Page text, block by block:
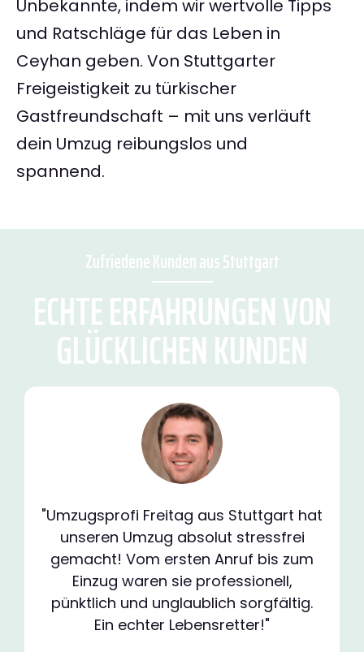
Unbekannte, indem wir wertvolle Tipps
und Ratschläge für das Leben in
Ceyhan geben. Von Stuttgarter
Freigeistigkeit zu türkischer
Gastfreundschaft – mit uns verläuft
dein Umzug reibungslos und
spannend.
Zufriedene Kunden aus Stuttgart
ECHTE ERFAHRUNGEN VON
GLÜCKLICHEN KUNDEN
"Umzugsprofi Freitag aus Stuttgart hat
unseren Umzug absolut stressfrei
gemacht! Vom ersten Anruf bis zum
Einzug waren sie professionell,
pünktlich und unglaublich sorgfältig.
Ein echter Lebensretter!"